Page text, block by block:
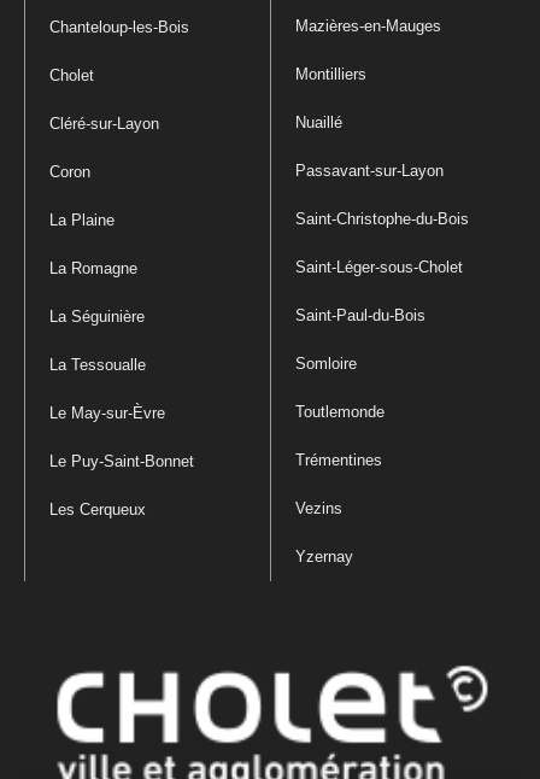
Chanteloup-les-Bois
Cholet
Cléré-sur-Layon
Coron
La Plaine
La Romagne
La Séguinière
La Tessoualle
Le May-sur-Èvre
Le Puy-Saint-Bonnet
Les Cerqueux
Mazières-en-Mauges
Montilliers
Nuaillé
Passavant-sur-Layon
Saint-Christophe-du-Bois
Saint-Léger-sous-Cholet
Saint-Paul-du-Bois
Somloire
Toutlemonde
Trémentines
Vezins
Yzernay